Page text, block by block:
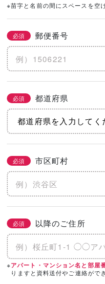
※苗字と名前の間にスペースを空
必須 郵便番号
必須 都道府県
必須 市区町村
必須 以降のご住所
※アパート・マンション名と部屋
りますと資料送付やご連絡がで